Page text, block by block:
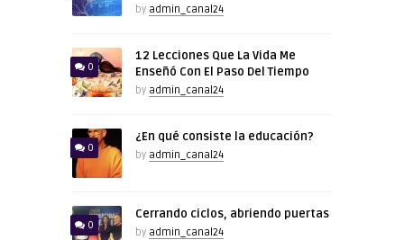
by admin_canal24
0
12 Lecciones Que La Vida Me
Enseñó Con El Paso Del Tiempo
by admin_canal24
0
¿En qué consiste la educación?
by admin_canal24
0
Cerrando ciclos, abriendo puertas
by admin_canal24